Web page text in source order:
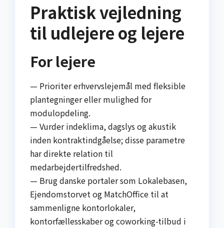
Praktisk vejledning
til udlejere og lejere
For lejere
— Prioriter erhvervslejemål med fleksible
plantegninger eller mulighed for
modulopdeling.
— Vurder indeklima, dagslys og akustik
inden kontraktindgåelse; disse parametre
har direkte relation til
medarbejdertilfredshed.
— Brug danske portaler som Lokalebasen,
Ejendomstorvet og MatchOffice til at
sammenligne kontorlokaler,
kontorfællesskaber og coworking-tilbud i